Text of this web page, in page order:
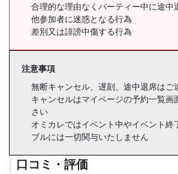
合理的な理由なくパーティー中に途中
他参加者に迷惑となる行為
差別又は誹謗中傷する行為
注意事項
無断キャンセル、遅刻、途中退席はご
キャンセルはマイページの予約一覧画
さい
オミカレではイベント中やイベント終
ブルには一切関与いたしません
口コミ・評価